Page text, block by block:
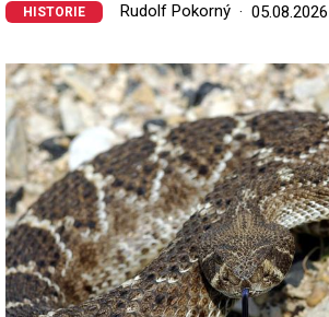
HISTORIE Rudolf Pokorný 05.08.2026
Image